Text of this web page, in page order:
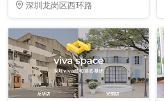
深圳龙岗区西环路